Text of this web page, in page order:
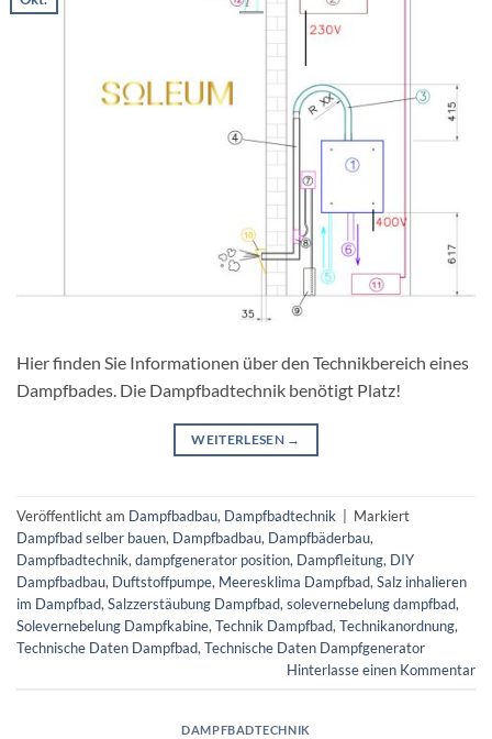
Hier finden Sie Informationen über den Technikbereich eines
Dampfbades. Die Dampfbadtechnik benötigt Platz!
WEITERLESEN →
Veröffentlicht am Dampfbadbau, Dampfbadtechnik
Markiert
Dampfbad selber bauen, Dampfbadbau, Dampfbäderbau,
Dampfbadtechnik, dampfgenerator position, Dampfleitung, DIY
Dampfbadbau, Duftstoffpumpe, Meeresklima Dampfbad, Salz inhalieren
im Dampfbad, Salzzerstäubung Dampfbad, solevernebelung dampfbad,
Solevernebelung Dampfkabine, Technik Dampfbad, Technikanordnung,
Technische Daten Dampfbad, Technische Daten Dampfgenerator
Hinterlasse einen Kommentar
DAMPFBADTECHNIK